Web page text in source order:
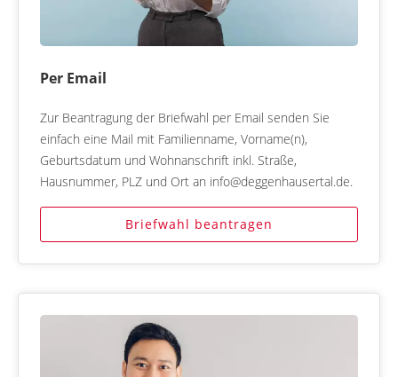
Per Email
Zur Beantragung der Briefwahl per Email senden Sie
einfach eine Mail mit Familienname, Vorname(n),
Geburtsdatum und Wohnanschrift inkl. Straße,
Hausnummer, PLZ und Ort an info@deggenhausertal.de.
Briefwahl beantragen